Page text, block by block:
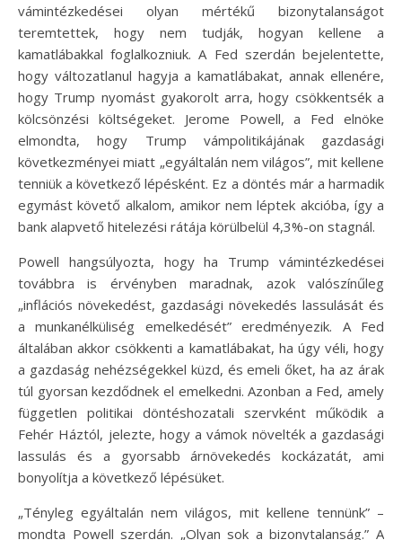
vámintézkedései olyan mértékű bizonytalanságot
teremtettek, hogy nem tudják, hogyan kellene a
kamatlábakkal foglalkozniuk. A Fed szerdán bejelentette,
hogy változatlanul hagyja a kamatlábakat, annak ellenére,
hogy Trump nyomást gyakorolt arra, hogy csökkentsék a
kölcsönzési költségeket. Jerome Powell, a Fed elnöke
elmondta, hogy Trump vámpolitikájának gazdasági
következményei miatt „egyáltalán nem világos”, mit kellene
tenniük a következő lépésként. Ez a döntés már a harmadik
egymást követő alkalom, amikor nem léptek akcióba, így a
bank alapvető hitelezési rátája körülbelül 4,3%-on stagnál.
Powell hangsúlyozta, hogy ha Trump vámintézkedései
továbbra is érvényben maradnak, azok valószínűleg
„inflációs növekedést, gazdasági növekedés lassulását és
a munkanélküliség emelkedését” eredményezik. A Fed
általában akkor csökkenti a kamatlábakat, ha úgy véli, hogy
a gazdaság nehézségekkel küzd, és emeli őket, ha az árak
túl gyorsan kezdődnek el emelkedni. Azonban a Fed, amely
független politikai döntéshozatali szervként működik a
Fehér Háztól, jelezte, hogy a vámok növelték a gazdasági
lassulás és a gyorsabb árnövekedés kockázatát, ami
bonyolítja a következő lépésüket.
„Tényleg egyáltalán nem világos, mit kellene tennünk” –
mondta Powell szerdán. „Olyan sok a bizonytalanság.” A